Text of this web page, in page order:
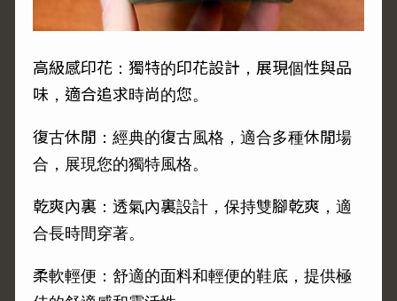
高級感印花：獨特的印花設計，展現個性與品
味，適合追求時尚的您。
復古休閒：經典的復古風格，適合多種休閒場
合，展現您的獨特風格。
乾爽內裏：透氣內裏設計，保持雙腳乾爽，適
合長時間穿著。
柔軟輕便：舒適的面料和輕便的鞋底，提供極